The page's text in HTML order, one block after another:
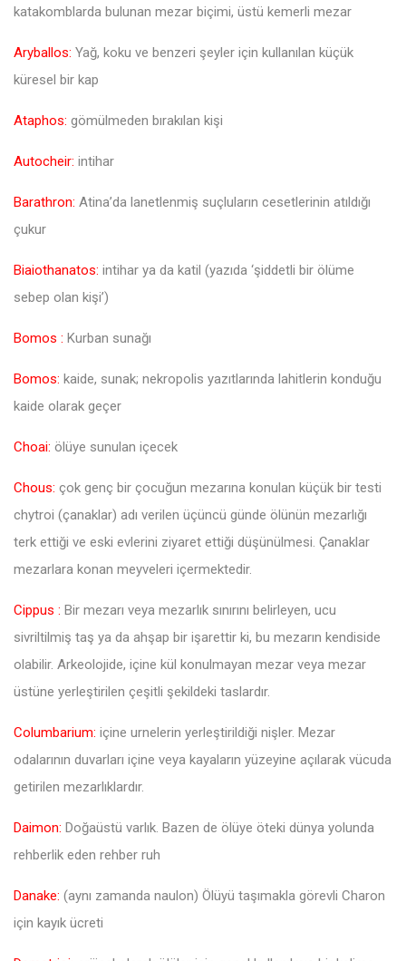
katakomblarda bulunan mezar biçimi, üstü kemerli mezar
Aryballos: Yağ, koku ve benzeri şeyler için kullanılan küçük
küresel bir kap
Ataphos: gömülmeden bırakılan kişi
Autocheir: intihar
Barathron: Atina’da lanetlenmiş suçluların cesetlerinin atıldığı
çukur
Biaiothanatos: intihar ya da katil (yazıda ‘şiddetli bir ölüme
sebep olan kişi’)
Bomos : Kurban sunağı
Bomos: kaide, sunak; nekropolis yazıtlarında lahitlerin konduğu
kaide olarak geçer
Choai: ölüye sunulan içecek
Chous: çok genç bir çocuğun mezarına konulan küçük bir testi
chytroi (çanaklar) adı verilen üçüncü günde ölünün mezarlığı
terk ettiği ve eski evlerini ziyaret ettiği düşünülmesi. Çanaklar
mezarlara konan meyveleri içermektedir.
Cippus : Bir mezarı veya mezarlık sınırını belirleyen, ucu
sivriltilmiş taş ya da ahşap bir işarettir ki, bu mezarın kendiside
olabilir. Arkeolojide, içine kül konulmayan mezar veya mezar
üstüne yerleştirilen çeşitli şekildeki taslardır.
Columbarium: içine urnelerin yerleştirildiği nişler. Mezar
odalarının duvarları içine veya kayaların yüzeyine açılarak vücuda
getirilen mezarlıklardır.
Daimon: Doğaüstü varlık. Bazen de ölüye öteki dünya yolunda
rehberlik eden rehber ruh
Danake: (aynı zamanda naulon) Ölüyü taşımakla görevli Charon
için kayık ücreti